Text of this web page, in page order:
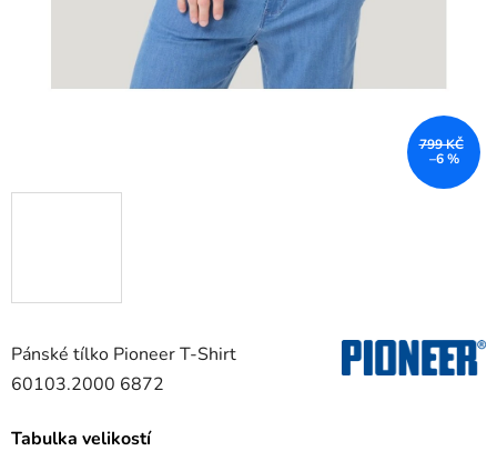
Pánské tílko Pioneer T-Shirt
60103.2000 6872
Tabulka velikostí
799 KČ
–6 %